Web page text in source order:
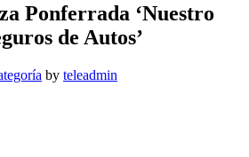
Ponferrada ‘Nuestro
de Autos’
by teleadmin